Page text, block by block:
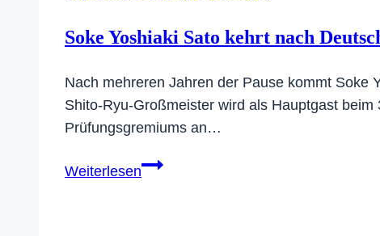
Soke Yoshiaki Sato kehrt nach
Nach mehreren Jahren der Pause kommt Soke
Shito‑Ryu‑Großmeister wird als Hauptgast
Prüfungsgremiums an…
WeiterlesenSoke